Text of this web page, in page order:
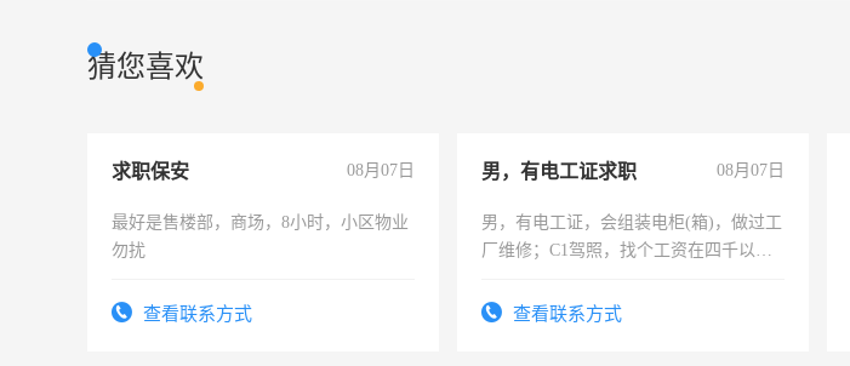
猜您喜欢
求职保安 08月07日
最好是售楼部，商场，8小时，小区物业
勿扰
查看联系方式
男，有电工证求职 08月07日
男，有电工证，会组装电柜(箱)，做过工
厂维修；C1驾照，找个工资在四千以
电话查看联系方式